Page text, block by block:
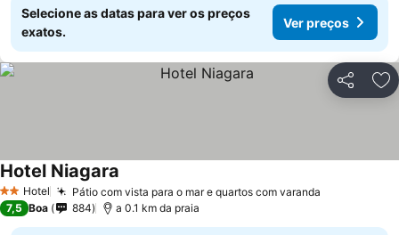
Selecione as datas para ver os preços
exatos.
Ver preços
Partilhar
2 Estrelas
Hotel Pátio com vista para o mar e quartos com varanda
Hotel Niagara
7,5 Boa 884 a 0.1 km da praia